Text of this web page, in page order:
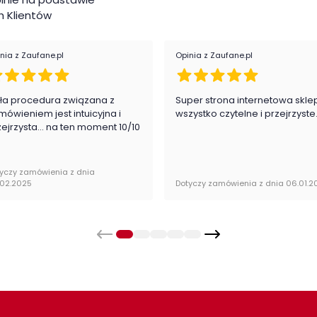
minut.
Klientów
z Zaufane.pl
procedura związana z
jest intuicyjna i
na ten moment 10/10
zamówienia z dnia
Opinia z Zaufane.pl
Super strona internetowa
wszystko czytelne i przejrzyste.
Dotyczy zamówienia z dnia